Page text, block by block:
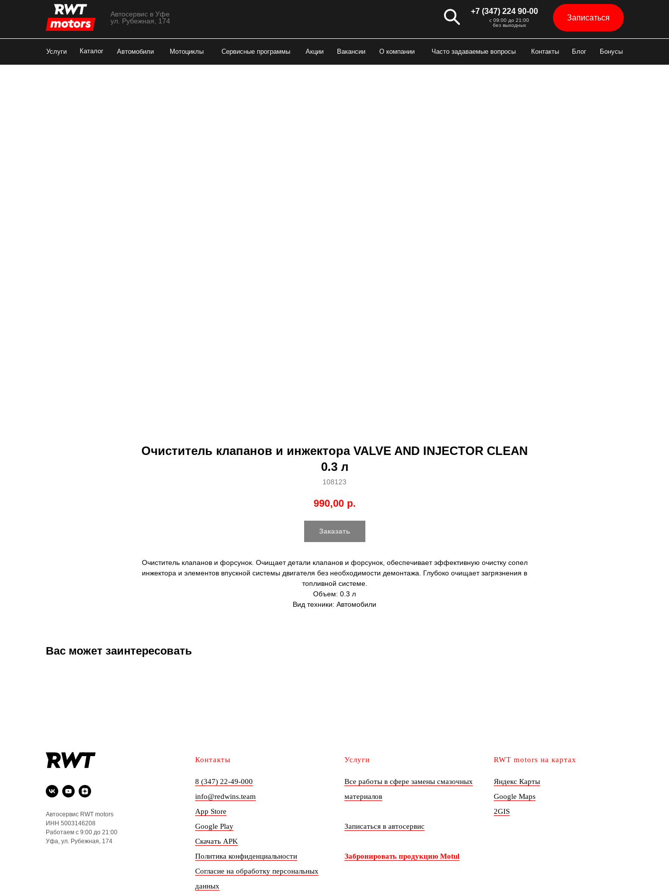
Автосервис в Уфе
ул. Рубежная, 174
Записаться
+7 (347) 224 90-00
с 09:00 до 21:00
без выходных
Автомобили Мотоциклы
Каталог
Услуги Сервисные программы Акции Вакансии О компании Часто задаваемые вопросы Контакты Бонусы
Блог
Очиститель клапанов и инжектора VALVE AND INJECTOR CLEAN
0.3 л
108123
990,00 р.
Заказать
Очиститель клапанов и форсунок. Очищает детали клапанов и форсунок, обеспечивает эффективную очистку сопел
инжектора и элементов впускной системы двигателя без необходимости демонтажа. Глубоко очищает загрязнения в
топливной системе.
Объем: 0.3 л
Вид техники: Автомобили
Вас может заинтересовать
Автосервис RWT motors
ИНН 5003146208
Работаем с 9:00 до 21:00
Уфа, ул. Рубежная, 174
Контакты
8 (347) 22-49-000
info@redwins.team
App Store
Google Play
Скачать APK
Политика конфиденциальности
Согласие на обработку персональных
данных
Услуги
Все работы в сфере замены смазочных
материалов
Записаться в автосервис
Забронировать продукцию Motul
RWT motors на картах
Яндекс Карты
Google Maps
2GIS